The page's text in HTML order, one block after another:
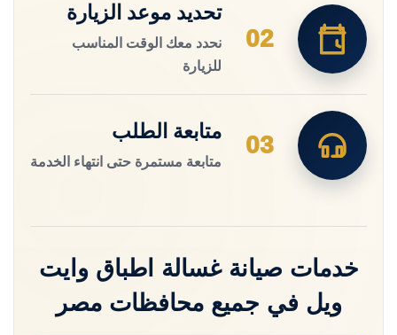
02
تحديد موعد الزيارة
نحدد معك الوقت المناسب
للزيارة
03
متابعة الطلب
متابعة مستمرة حتى انتهاء الخدمة
خدمات صيانة غسالة اطباق وايت
ويل في جميع محافظات مصر